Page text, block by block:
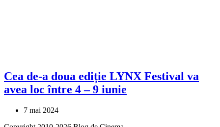
Cea de-a doua ediție LYNX Festival va
avea loc între 4 – 9 iunie
7 mai 2024